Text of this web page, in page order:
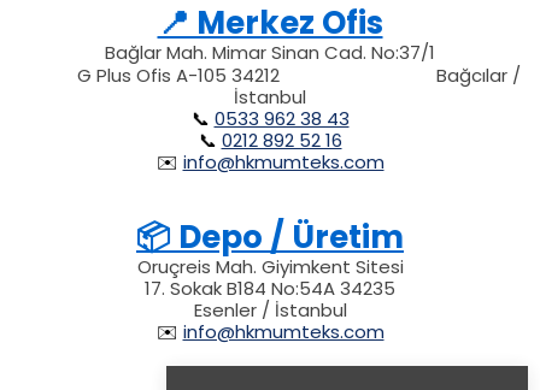
📍 Merkez Ofis
Bağlar Mah. Mimar Sinan Cad. No:37/1
G Plus Ofis A-105 34212
Bağcılar /
İstanbul
📞 0533 962 38 43
📞 0212 892 52 16
✉️ info@hkmumteks.com
📦 Depo / Üretim
Oruçreis Mah. Giyimkent Sitesi
17. Sokak B184 No:54A 34235
Esenler / İstanbul
✉️ info@hkmumteks.com